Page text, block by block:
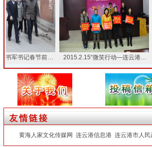
书记春节前… 2015.2.15“微笑行动—连云港…
黄海人家文化传媒网 连云港信息港 连云港市人民